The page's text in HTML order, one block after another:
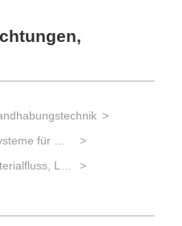
Roboter- und Handhabungssysteme für Materialfluss, Lager und Logistik
Handhabungssysteme für Materialfluss, Lager und Logistik